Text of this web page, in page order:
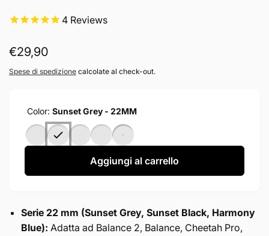
4 Reviews
Prezzo
di
€29,90
Spese di spedizione calcolate al check-out.
Color: Sunset Grey - 22MM
Aggiungi al carrello
Serie 22 mm (Sunset Grey, Sunset Black, Harmony
Blue): Adatta ad Balance 2, Balance, Cheetah Pro,